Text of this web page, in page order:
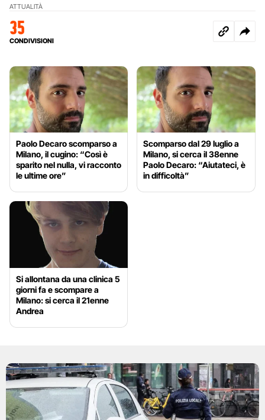
ATTUALITÀ
35
CONDIVISIONI
Paolo Decaro scomparso a
Milano, il cugino: “Così è
sparito nel nulla, vi racconto
le ultime ore”
Scomparso dal 29 luglio a
Milano, si cerca il 38enne
Paolo Decaro: “Aiutateci, è
in difficoltà”
Si allontana da una clinica 5
giorni fa e scompare a
Milano: si cerca il 21enne
Andrea